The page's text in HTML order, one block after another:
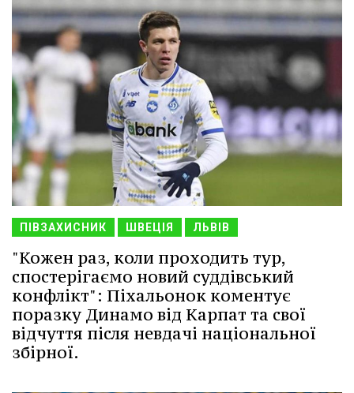
ПІВЗАХИСНИК ШВЕЦІЯ ЛЬВІВ
"Кожен раз, коли проходить тур,
спостерігаємо новий суддівський
конфлікт": Піхальонок коментує
поразку Динамо від Карпат та свої
відчуття після невдачі національної
збірної.